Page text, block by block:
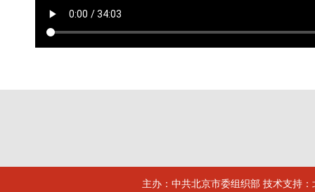
主办：中共北京市委组织部 技术支持